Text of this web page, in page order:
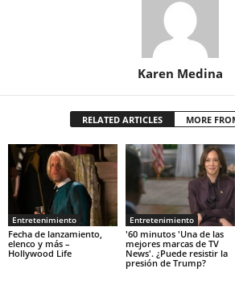
Karen Medina
RELATED ARTICLES MORE
Entretenimiento
Fecha de lanzamiento,
elenco y más –
Hollywood Life
Entretenimiento
'60 minutos 'Una de las
mejores marcas de TV
News'. ¿Puede resistir la
presión de Trump?